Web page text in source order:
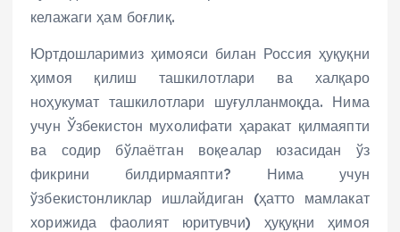
келажаги ҳам боғлиқ.
Юртдошларимиз ҳимояси билан Россия ҳуқуқни
ҳимоя қилиш ташкилотлари ва халқаро
ноҳукумат ташкилотлари шуғулланмоқда. Нима
учун Ўзбекистон мухолифати ҳаракат қилмаяпти
ва содир бўлаётган воқеалар юзасидан ўз
фикрини билдирмаяпти? Нима учун
ўзбекистонликлар ишлайдиган (ҳатто мамлакат
хорижида фаолият юритувчи) ҳуқуқни ҳимоя